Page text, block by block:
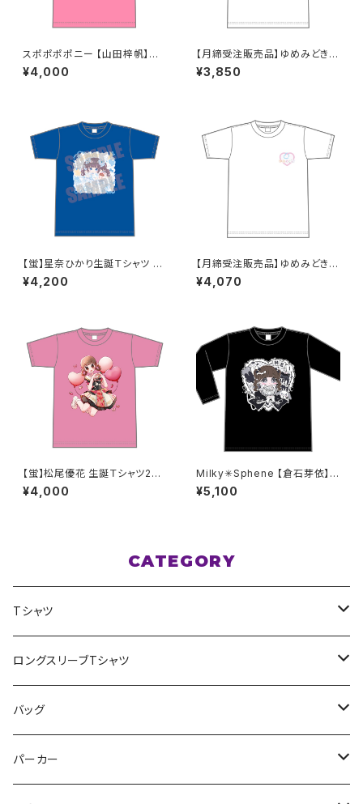
スポポポポニー 【山田梓帆】生
誕祭Tシャツ S〜XLサイズ
¥4,000
【月締受注販売品】ゆめみどきT
¥3,850
【蛍】星奈ひかり生誕Ｔシャツ X
XL〜XXXLサイズ
¥4,200
【月締受注販売品】ゆめみどきT
シャツ(ゆめT) XXL〜XXXLサ
イズ
¥4,070
【蛍】松尾優花 生誕Ｔシャツ202
5 M〜XLサイズ
¥4,000
Milky✳︎Sphene 【倉石芽依】生
誕祭ロンT 2XL〜3XLサイズ
¥5,100
CATEGORY
Tシャツ
スポポポポニー
花いろは
Milky✳︎Sphene
ロングスリーブTシャツ
HIGH HIGH BEAM
Milky✳︎Sphene
バッグ
サコッシュ
パーカー